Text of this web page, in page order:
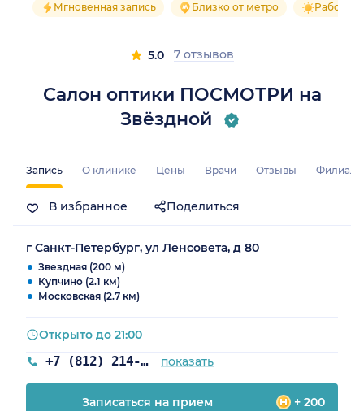
Салон оптики ПОСМОТРИ на
Звёздной
Мгновенная запись Близко от метро
5.0 7 отзывов
Запись О клинике Цены Врачи Отзывы Филиалы
В избранное Поделиться
г Санкт-Петербург, ул Ленсовета, д 80
Звездная (200 м)
Купчино (2.1 км)
Московская (2.7 км)
+7 (812) 214-40-89 показать
Открыто до 21:00
Записаться на прием + 200